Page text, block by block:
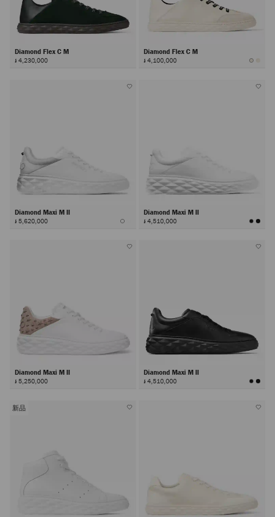
Diamond Flex C M
៛ 4,230,000
Diamond Flex C M
៛ 4,100,000
Diamond Maxi M II
៛ 5,620,000
Diamond Maxi M II
៛ 4,510,000
Diamond Maxi M II
៛ 5,250,000
Diamond Maxi M II
៛ 4,510,000
新品